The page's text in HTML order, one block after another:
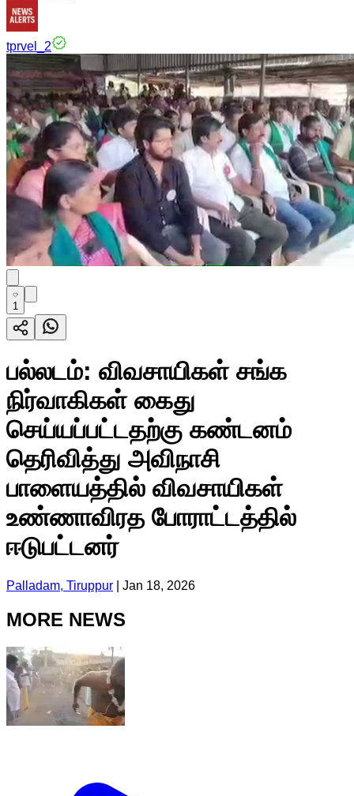
tprvel_2
1
பல்லடம்: விவசாயிகள் சங்க
நிர்வாகிகள் கைது
செய்யப்பட்டதற்கு கண்டனம்
தெரிவித்து அவிநாசி
பாளையத்தில் விவசாயிகள்
உண்ணாவிரத போராட்டத்தில்
ஈடுபட்டனர்
Palladam, Tiruppur Jan 18, 2026
MORE NEWS